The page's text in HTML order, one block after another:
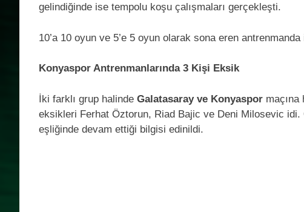
gelindiğinde ise tempolu koşu çalışmaları gerçekleşti.
10’a 10 oyun ve 5’e 5 oyun olarak sona eren
Konyaspor Antrenmanlarında 3 Kişi Eksik
İki farklı grup halinde Galatasaray ve Konyaspor maçına
eksikleri Ferhat Öztorun, Riad Bajic ve Deni Milosevic idi.
eşliğinde devam ettiği bilgisi edinildi.